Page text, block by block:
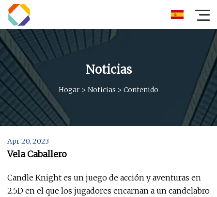
Noticias
Hogar > Noticias > Contenido
Apr 20, 2023
Vela Caballero
Candle Knight es un juego de acción y aventuras en
2.5D en el que los jugadores encarnan a un candelabro